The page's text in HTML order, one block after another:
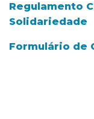
Regulamento
Solidariedade
Formulário de